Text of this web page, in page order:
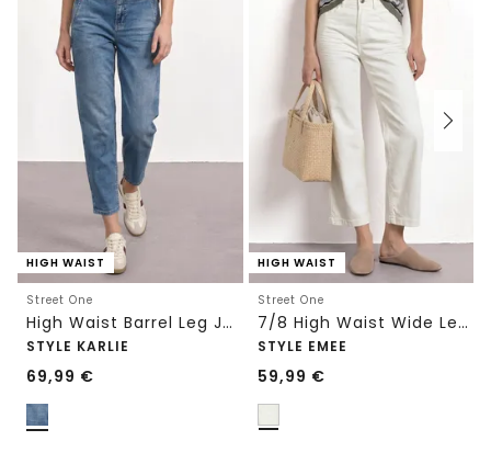
HIGH WAIST
Street One
High Waist Barrel Leg Jeans im Loose Fit
STYLE KARLIE
69,99 €
HIGH WAIST
Street One
7/8 High Waist Wide Leg Jeans im Loose Fit
STYLE EMEE
59,99 €